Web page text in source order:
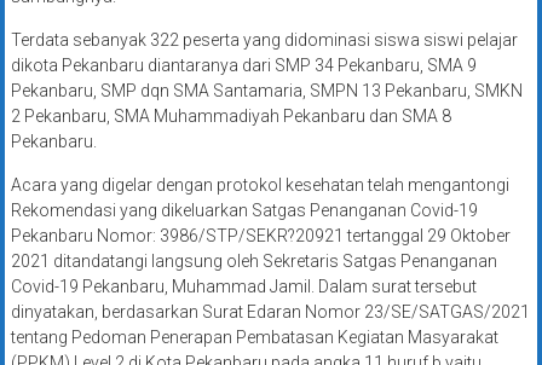
Terdata sebanyak 322 peserta yang didominasi siswa siswi pelajar
dikota Pekanbaru diantaranya dari SMP 34 Pekanbaru, SMA 9
Pekanbaru, SMP dqn SMA Santamaria, SMPN 13 Pekanbaru, SMKN
2 Pekanbaru, SMA Muhammadiyah Pekanbaru dan SMA 8
Pekanbaru.
Acara yang digelar dengan protokol kesehatan telah mengantongi
Rekomendasi yang dikeluarkan Satgas Penanganan Covid-19
Pekanbaru Nomor: 3986/STP/SEKR?20921 tertanggal 29 Oktober
2021 ditandatangi langsung oleh Sekretaris Satgas Penanganan
Covid-19 Pekanbaru, Muhammad Jamil. Dalam surat tersebut
dinyatakan, berdasarkan Surat Edaran Nomor 23/SE/SATGAS/2021
tentang Pedoman Penerapan Pembatasan Kegiatan Masyarakat